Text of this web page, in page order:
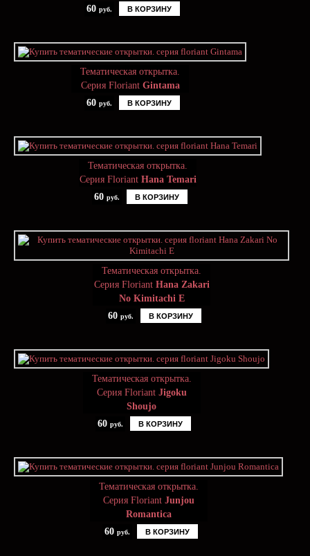
60 руб. В КОРЗИНУ
Тематическая открытка.
Серия Floriant Gintama
60 руб. В КОРЗИНУ
Тематическая открытка.
Серия Floriant Hana Temari
60 руб. В КОРЗИНУ
Тематическая открытка.
Серия Floriant Hana Zakari
No Kimitachi E
60 руб. В КОРЗИНУ
Тематическая открытка.
Серия Floriant Jigoku
Shoujo
60 руб. В КОРЗИНУ
Тематическая открытка.
Серия Floriant Junjou
Romantica
60 руб. В КОРЗИНУ